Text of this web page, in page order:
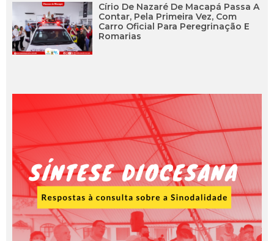
Círio De Nazaré De Macapá Passa A
Contar, Pela Primeira Vez, Com
Carro Oficial Para Peregrinação E
Romarias